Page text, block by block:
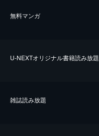
無料マンガ
U-NEXTオリジナル書籍読み放題
雑誌読み放題